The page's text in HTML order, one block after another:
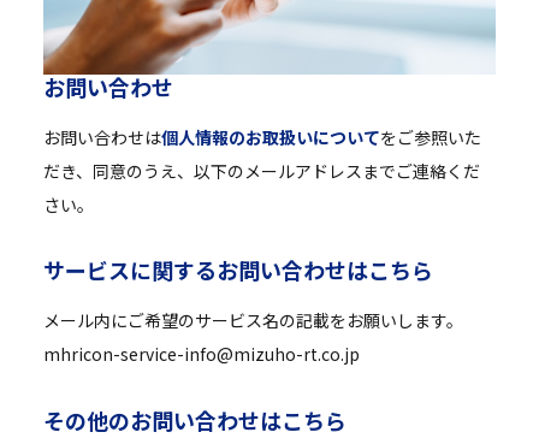
お問い合わせ
お問い合わせは個人情報のお取扱いについてをご参照いた
だき、同意のうえ、以下のメールアドレスまでご連絡くだ
さい。
サービスに関するお問い合わせはこちら
メール内にご希望のサービス名の記載をお願いします。
mhricon-service-info@mizuho-rt.co.jp
その他のお問い合わせはこちら